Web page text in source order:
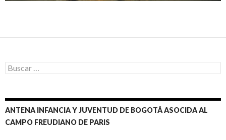
Buscar:
ANTENA INFANCIA Y JUVENTUD DE BOGOTÁ ASOCIDA AL
CAMPO FREUDIANO DE PARIS